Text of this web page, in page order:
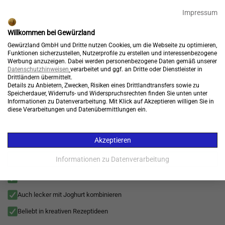
99904

Menü
Konto Warenkorb
Pure Gewürze > Inspirationen > Superfood > Kräuter > Alle Superfood
Gersten--gras Pulver - fein gemahlen für Smoothies
Shakes und Küche (Barley Grass Powder)
Auch lecker mit Joghurt kombinieren
Beliebt in kreativen Rezeptideen
Impressum
Willkommen bei Gewürzland
Gewürzland GmbH und Dritte nutzen Cookies, um die Webseite zu optimieren,
Funktionen sicherzustellen, Nutzerprofile zu erstellen und interessenbezogene
Werbung anzuzeigen. Dabei werden personenbezogene Daten gemäß unserer
Datenschutzhinweisen verarbeitet und ggf. an Dritte oder Dienstleister in
Drittländern übermittelt.
Details zu Anbietern, Zwecken, Risiken eines Drittlandtransfers sowie zu
Speicherdauer, Widerrufs- und Widerspruchsrechten finden Sie unten unter
Informationen zu Datenverarbeitung. Mit Klick auf Akzeptieren willigen Sie in
diese Verarbeitungen und Datenübermittlungen ein.
Akzeptieren
Informationen zu Datenverarbeitung